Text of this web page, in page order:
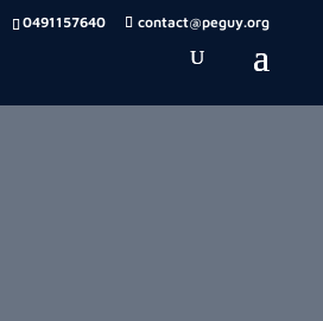
0491157640 contact@peguy.org